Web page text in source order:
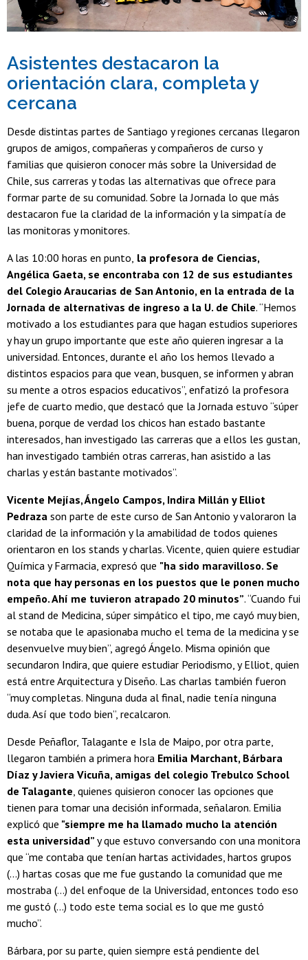
Asistentes destacaron la
orientación clara, completa y
cercana
Desde distintas partes de Santiago y regiones cercanas llegaron
grupos de amigos, compañeras y compañeros de curso y
familias que quisieron conocer más sobre la Universidad de
Chile, sus carreras y todas las alternativas que ofrece para
formar parte de su comunidad. Sobre la Jornada lo que más
destacaron fue la claridad de la información y la simpatía de
las monitoras y monitores.
A las 10:00 horas en punto, la profesora de Ciencias,
Angélica Gaeta, se encontraba con 12 de sus estudiantes
del Colegio Araucarias de San Antonio, en la entrada de la
Jornada de alternativas de ingreso a la U. de Chile. “Hemos
motivado a los estudiantes para que hagan estudios superiores
y hay un grupo importante que este año quieren ingresar a la
universidad. Entonces, durante el año los hemos llevado a
distintos espacios para que vean, busquen, se informen y abran
su mente a otros espacios educativos”, enfatizó la profesora
jefe de cuarto medio, que destacó que la Jornada estuvo “súper
buena, porque de verdad los chicos han estado bastante
interesados, han investigado las carreras que a ellos les gustan,
han investigado también otras carreras, han asistido a las
charlas y están bastante motivados”.
Vicente Mejías, Ángelo Campos, Indira Millán y Elliot
Pedraza son parte de este curso de San Antonio y valoraron la
claridad de la información y la amabilidad de todos quienes
orientaron en los stands y charlas. Vicente, quien quiere estudiar
Química y Farmacia, expresó que "ha sido maravilloso. Se
nota que hay personas en los puestos que le ponen mucho
empeño. Ahí me tuvieron atrapado 20 minutos”. “Cuando fui
al stand de Medicina, súper simpático el tipo, me cayó muy bien,
se notaba que le apasionaba mucho el tema de la medicina y se
desenvuelve muy bien”, agregó Ángelo. Misma opinión que
secundaron Indira, que quiere estudiar Periodismo, y Elliot, quien
está entre Arquitectura y Diseño. Las charlas también fueron
“muy completas. Ninguna duda al final, nadie tenía ninguna
duda. Así que todo bien”, recalcaron.
Desde Peñaflor, Talagante e Isla de Maipo, por otra parte,
llegaron también a primera hora Emilia Marchant, Bárbara
Díaz y Javiera Vicuña, amigas del colegio Trebulco School
de Talagante, quienes quisieron conocer las opciones que
tienen para tomar una decisión informada, señalaron. Emilia
explicó que "siempre me ha llamado mucho la atención
esta universidad” y que estuvo conversando con una monitora
que “me contaba que tenían hartas actividades, hartos grupos
(...) hartas cosas que me fue gustando la comunidad que me
mostraba (...) del enfoque de la Universidad, entonces todo eso
me gustó (...) todo este tema social es lo que me gustó
mucho”.
Bárbara, por su parte, quien siempre está pendiente del